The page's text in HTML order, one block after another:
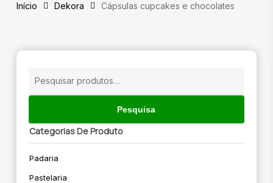
Início Dekora Cápsulas cupcakes e chocolates
Pesquisa
Categorias De Produto
Padaria
Pastelaria